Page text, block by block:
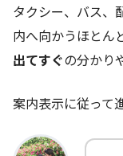
タクシー、バス、
内へ向かうほとん
出てすぐの分かり
案内表示に従って